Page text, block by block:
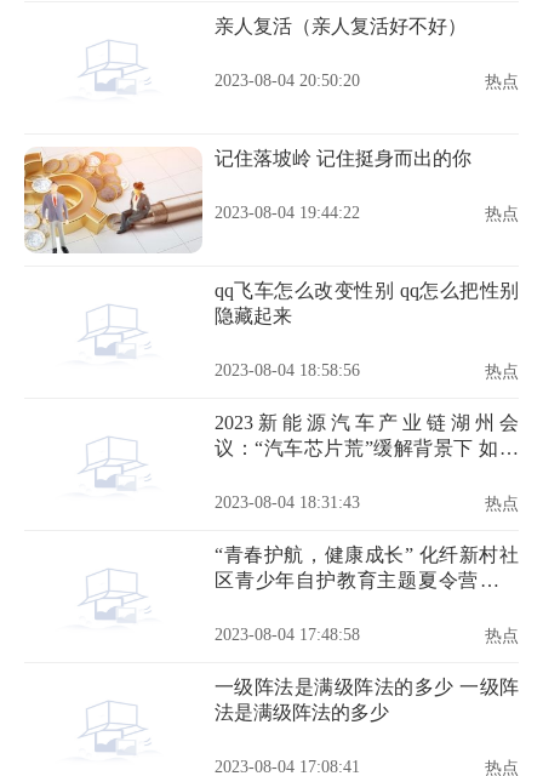
亲人复活（亲人复活好不好）
2023-08-04 20:50:20 热点
记住落坡岭 记住挺身而出的你
2023-08-04 19:44:22 热点
qq飞车怎么改变性别 qq怎么把性别
隐藏起来
2023-08-04 18:58:56 热点
2023新能源汽车产业链湖州会
议：“汽车芯片荒”缓解背景下 如何
2023-08-04 18:31:43 热点
“青春护航，健康成长” 化纤新村社
区青少年自护教育主题夏令营圆满
2023-08-04 17:48:58 热点
一级阵法是满级阵法的多少 一级阵
法是满级阵法的多少
2023-08-04 17:08:41 热点